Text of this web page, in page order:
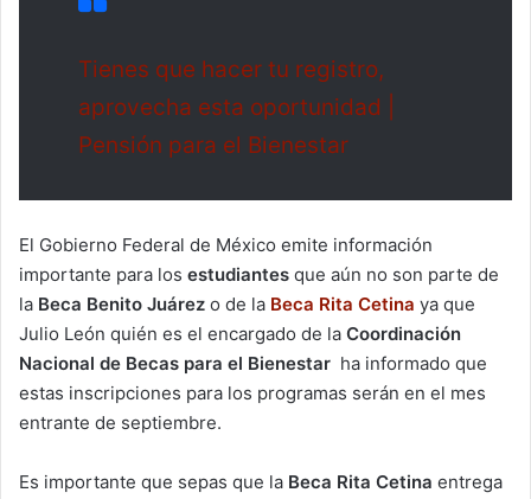
Tienes que hacer tu registro,
aprovecha esta oportunidad |
Pensión para el Bienestar
El Gobierno Federal de México emite información
importante para los estudiantes que aún no son parte de
la Beca Benito Juárez o de la Beca Rita Cetina ya que
Julio León quién es el encargado de la Coordinación
Nacional de Becas para el Bienestar ha informado que
estas inscripciones para los programas serán en el mes
entrante de septiembre.
Es importante que sepas que la Beca Rita Cetina entrega